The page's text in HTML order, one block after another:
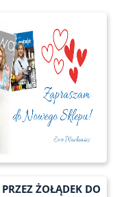
PRZEZ ŻOŁĄDEK DO